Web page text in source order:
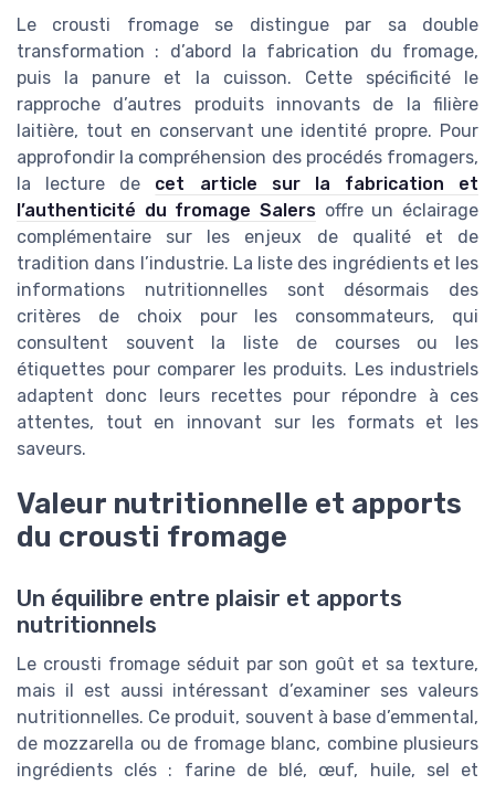
Le crousti fromage se distingue par sa double
transformation : d’abord la fabrication du fromage,
puis la panure et la cuisson. Cette spécificité le
rapproche d’autres produits innovants de la filière
laitière, tout en conservant une identité propre. Pour
approfondir la compréhension des procédés fromagers,
la lecture de cet article sur la fabrication et
l’authenticité du fromage Salers offre un éclairage
complémentaire sur les enjeux de qualité et de
tradition dans l’industrie. La liste des ingrédients et les
informations nutritionnelles sont désormais des
critères de choix pour les consommateurs, qui
consultent souvent la liste de courses ou les
étiquettes pour comparer les produits. Les industriels
adaptent donc leurs recettes pour répondre à ces
attentes, tout en innovant sur les formats et les
saveurs.
Valeur nutritionnelle et apports
du crousti fromage
Un équilibre entre plaisir et apports
nutritionnels
Le crousti fromage séduit par son goût et sa texture,
mais il est aussi intéressant d’examiner ses valeurs
nutritionnelles. Ce produit, souvent à base d’emmental,
de mozzarella ou de fromage blanc, combine plusieurs
ingrédients clés : farine de blé, œuf, huile, sel et